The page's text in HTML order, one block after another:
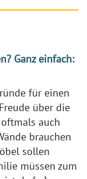
Ganz einfach:
für einen
über die
auch
brauchen
sollen
müssen zum